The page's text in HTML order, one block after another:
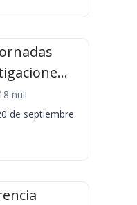
null
de septiembre